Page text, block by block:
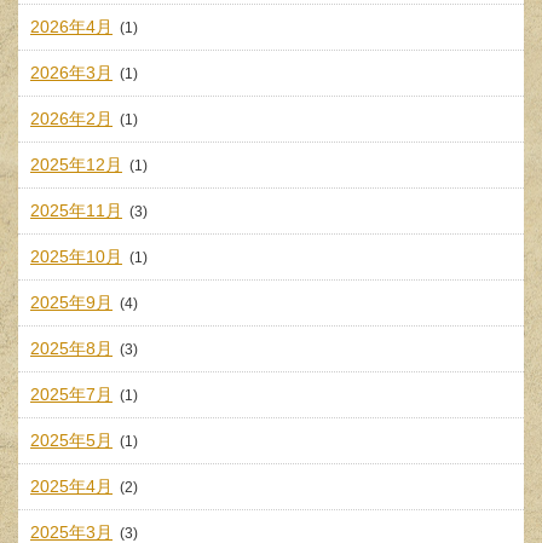
2026年4月 (1)
2026年3月 (1)
2026年2月 (1)
2025年12月 (1)
2025年11月 (3)
2025年10月 (1)
2025年9月 (4)
2025年8月 (3)
2025年7月 (1)
2025年5月 (1)
2025年4月 (2)
2025年3月 (3)